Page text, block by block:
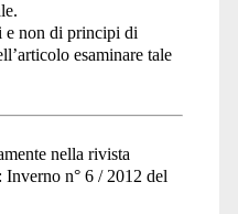
e non di principi di
esaminare tale
nella rivista
Inverno n° 6 / 2012 del